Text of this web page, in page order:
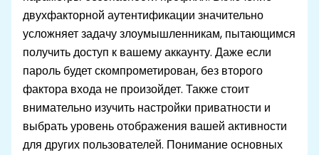
двухфакторной аутентификации значительно
усложняет задачу злоумышленникам, пытающимся
получить доступ к вашему аккаунту. Даже если
пароль будет скомпрометирован, без второго
фактора входа не произойдет. Также стоит
внимательно изучить настройки приватности и
выбрать уровень отображения вашей активности
для других пользователей. Понимание основных